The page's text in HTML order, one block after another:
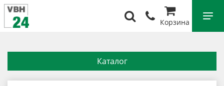
Корзина
Каталог